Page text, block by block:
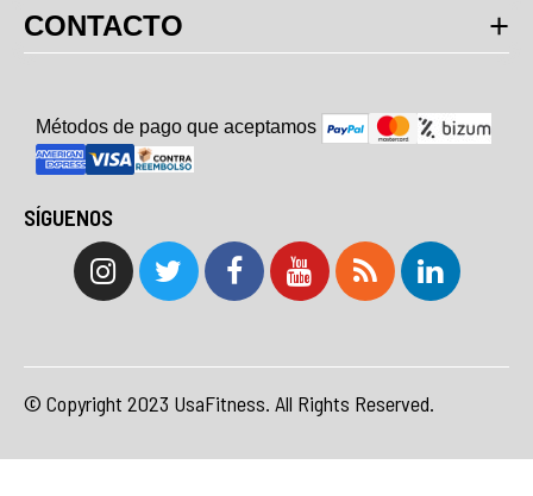
CONTACTO
Métodos de pago que aceptamos
SÍGUENOS
© Copyright 2023 UsaFitness. All Rights Reserved.